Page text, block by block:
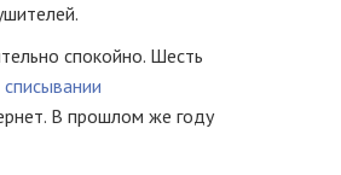
спокойно. Шесть
В прошлом же году